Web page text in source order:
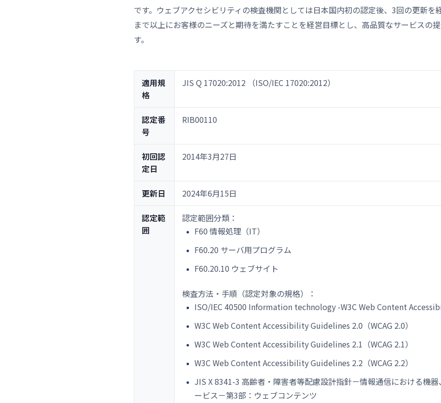
です。ウェブアクセシビリティの検査機関としては日本国内初の認定後、3回の更新を
まで以上にお客様のニーズと期待を満たすことを経営目標とし、高品質なサービスの
す。
適用規
格
JIS Q 17020:2012 （ISO/IEC 17020:2012）
認定番
号
RIB00110
初回認
定日
2014年3月27日
更新日 2024年6月15日
認定範
囲
認定範囲分類：
F60 情報処理（IT）
F60.20 サーバ用プログラム
F60.20.10 ウェブサイト
検査方法・手順（認定対象の規格）：
ISO/IEC 40500 Information technology -W3C Web Content
W3C Web Content Accessibility Guidelines 2.0（WCAG 2.0）
W3C Web Content Accessibility Guidelines 2.1（WCAG 2.1）
W3C Web Content Accessibility Guidelines 2.2（WCAG 2.2）
JIS X 8341-3 高齢者・障害者等配慮設計指針－情報通信における機
ービス－第3部：ウェブコンテンツ